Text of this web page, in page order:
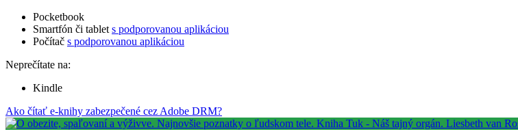
Pocketbook
Smartfón či tablet s podporovanou aplikáciou
Počítač s podporovanou aplikáciou
Neprečítate na:
Kindle
Ako čítať e-knihy zabezpečené cez Adobe DRM?